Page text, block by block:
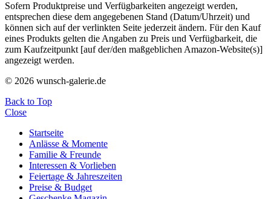
Sofern Produktpreise und Verfügbarkeiten angezeigt werden,
entsprechen diese dem angegebenen Stand (Datum/Uhrzeit) und
können sich auf der verlinkten Seite jederzeit ändern. Für den Kauf
eines Produkts gelten die Angaben zu Preis und Verfügbarkeit, die
zum Kaufzeitpunkt [auf der/den maßgeblichen Amazon-Website(s)]
angezeigt werden.
© 2026 wunsch-galerie.de
Back to Top
Close
Startseite
Anlässe & Momente
Familie & Freunde
Interessen & Vorlieben
Feiertage & Jahreszeiten
Preise & Budget